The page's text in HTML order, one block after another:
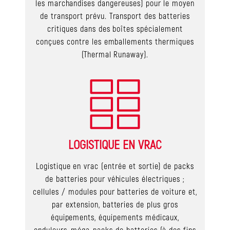
les marchandises dangereuses) pour le moyen
de transport prévu. Transport des batteries
critiques dans des boîtes spécialement
conçues contre les emballements thermiques
(Thermal Runaway).
LOGISTIQUE EN VRAC
Logistique en vrac (entrée et sortie) de packs
de batteries pour véhicules électriques ;
cellules / modules pour batteries de voiture et,
par extension, batteries de plus gros
équipements, équipements médicaux,